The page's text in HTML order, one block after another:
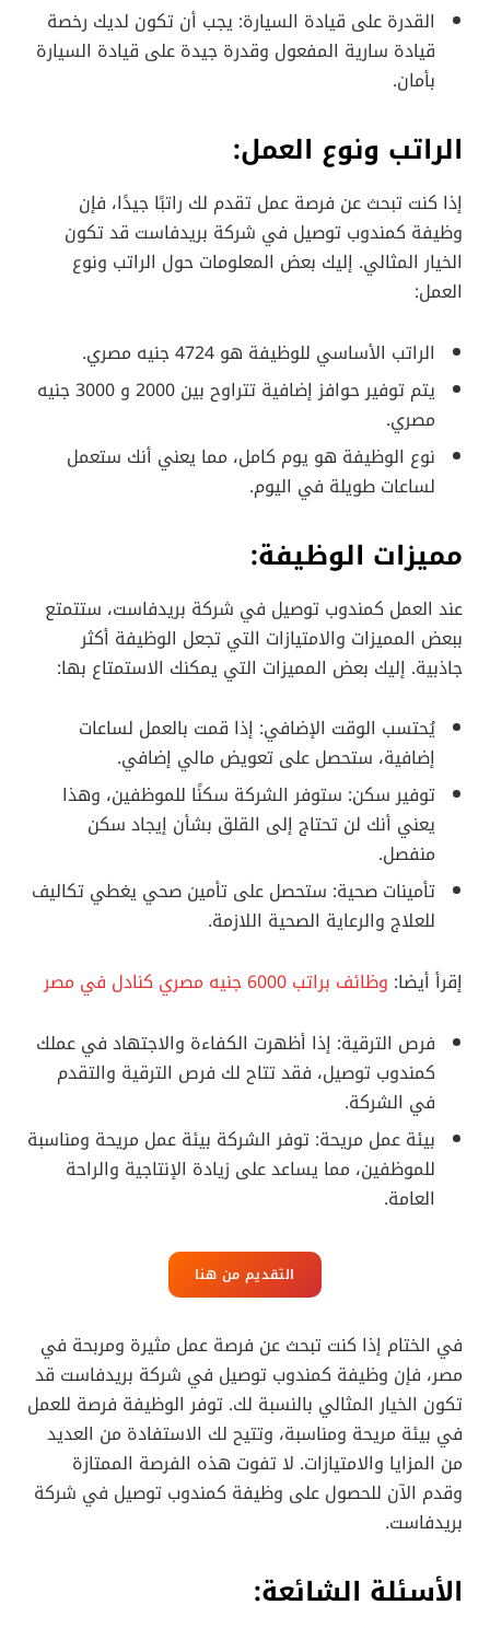
القدرة على قيادة السيارة: يجب أن تكون لديك رخصة
قيادة سارية المفعول وقدرة جيدة على قيادة السيارة
بأمان.
الراتب ونوع العمل:
إذا كنت تبحث عن فرصة عمل تقدم لك راتبًا جيدًا، فإن
وظيفة كمندوب توصيل في شركة بريدفاست قد تكون
الخيار المثالي. إليك بعض المعلومات حول الراتب ونوع
العمل:
الراتب الأساسي للوظيفة هو 4724 جنيه مصري.
يتم توفير حوافز إضافية تتراوح بين 2000 و 3000 جنيه
مصري.
نوع الوظيفة هو يوم كامل، مما يعني أنك ستعمل
لساعات طويلة في اليوم.
مميزات الوظيفة:
عند العمل كمندوب توصيل في شركة بريدفاست، ستتمتع
ببعض المميزات والامتيازات التي تجعل الوظيفة أكثر
جاذبية. إليك بعض المميزات التي يمكنك الاستمتاع بها:
يُحتسب الوقت الإضافي: إذا قمت بالعمل لساعات
إضافية، ستحصل على تعويض مالي إضافي.
توفير سكن: ستوفر الشركة سكنًا للموظفين، وهذا
يعني أنك لن تحتاج إلى القلق بشأن إيجاد سكن
منفصل.
تأمينات صحية: ستحصل على تأمين صحي يغطي تكاليف
للعلاج والرعاية الصحية اللازمة.
إقرأ أيضا: وظائف براتب 6000 جنيه مصري كنادل في مصر
فرص الترقية: إذا أظهرت الكفاءة والاجتهاد في عملك
كمندوب توصيل، فقد تتاح لك فرص الترقية والتقدم
في الشركة.
بيئة عمل مريحة: توفر الشركة بيئة عمل مريحة ومناسبة
للموظفين، مما يساعد على زيادة الإنتاجية والراحة
العامة.
التقديم من هنا
في الختام إذا كنت تبحث عن فرصة عمل مثيرة ومربحة في
مصر، فإن وظيفة كمندوب توصيل في شركة بريدفاست قد
تكون الخيار المثالي بالنسبة لك. توفر الوظيفة فرصة للعمل
في بيئة مريحة ومناسبة، وتتيح لك الاستفادة من العديد
من المزايا والامتيازات. لا تفوت هذه الفرصة الممتازة
وقدم الآن للحصول على وظيفة كمندوب توصيل في شركة
بريدفاست.
الأسئلة الشائعة: